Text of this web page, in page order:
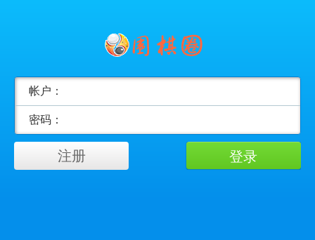
帐户：
密码：